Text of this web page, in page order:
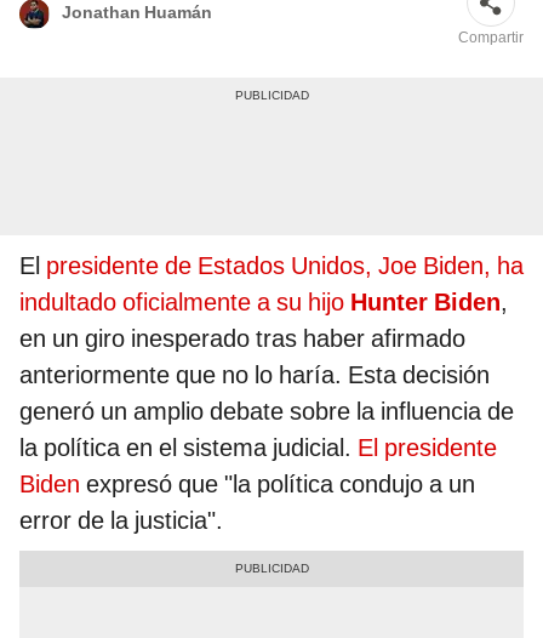
Jonathan Huamán
Compartir
El presidente de Estados Unidos, Joe Biden, ha
indultado oficialmente a su hijo Hunter Biden,
en un giro inesperado tras haber afirmado
anteriormente que no lo haría. Esta decisión
generó un amplio debate sobre la influencia de
la política en el sistema judicial. El presidente
Biden expresó que "la política condujo a un
error de la justicia".